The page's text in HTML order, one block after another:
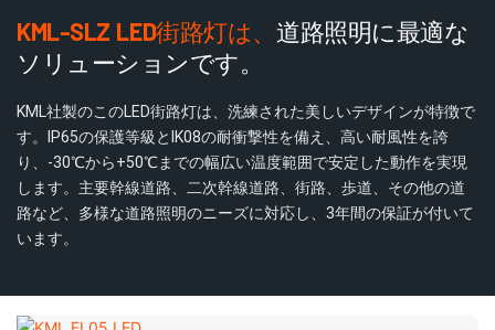
KML-SLZ LED街路灯は、 道路照明に最適な
ソリューションです。
KML社製のこのLED街路灯は、洗練された美しいデザインが特徴で
す。IP65の保護等級とIK08の耐衝撃性を備え、高い耐風性を誇
り、-30℃から+50℃までの幅広い温度範囲で安定した動作を実現
します。主要幹線道路、二次幹線道路、街路、歩道、その他の道
路など、多様な道路照明のニーズに対応し、3年間の保証が付いて
います。